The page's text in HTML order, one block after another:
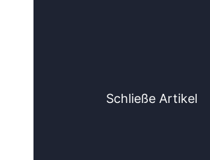
Schließe Artikel